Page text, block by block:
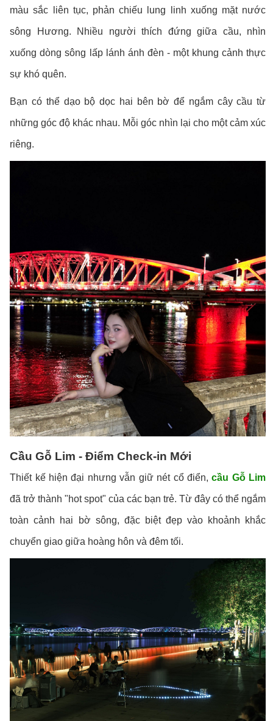
màu sắc liên tục, phản chiếu lung linh xuống mặt nước
sông Hương. Nhiều người thích đứng giữa cầu, nhìn
xuống dòng sông lấp lánh ánh đèn - một khung cảnh thực
sự khó quên.
Bạn có thể dạo bộ dọc hai bên bờ để ngắm cây cầu từ
những góc độ khác nhau. Mỗi góc nhìn lại cho một cảm xúc
riêng.
Cầu Gỗ Lim - Điểm Check-in Mới
Thiết kế hiện đại nhưng vẫn giữ nét cổ điển,cầu Gỗ Lim
đã trở thành "hot spot" của các bạn trẻ. Từ đây có thể ngắm
toàn cảnh hai bờ sông, đặc biệt đẹp vào khoảnh khắc
chuyển giao giữa hoàng hôn và đêm tối.